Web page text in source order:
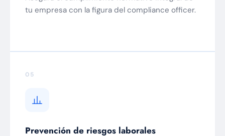
tu empresa con la figura del compliance officer.
05
Prevención de riesgos laborales